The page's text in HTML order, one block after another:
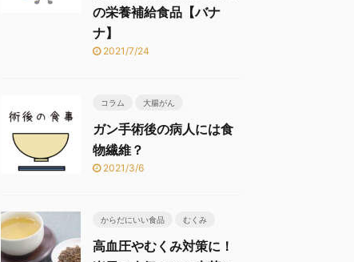
の栄養補給食品【バナ
ナ】
2021/7/24
コラム 大腸がん
ガン手術後の病人には食
物繊維？
2021/3/6
からだにいい食品 むくみ
高血圧やむくみ対策に！